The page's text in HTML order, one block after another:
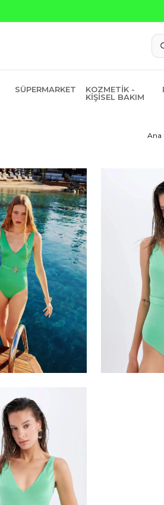
SÜPERMARKET
KOZMETIK -
KIŞISEL BAKIM
Ana